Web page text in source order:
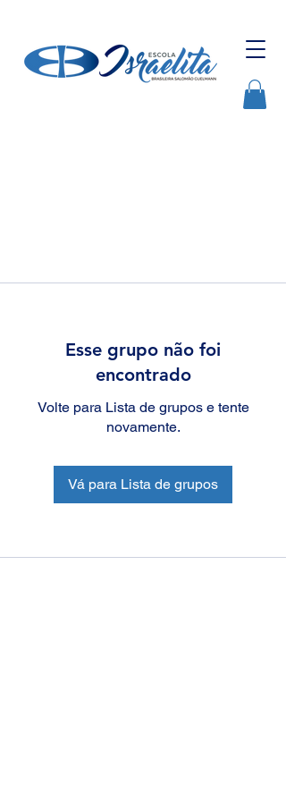
Esse grupo não foi
encontrado
Volte para Lista de grupos e tente
novamente.
Vá para Lista de grupos